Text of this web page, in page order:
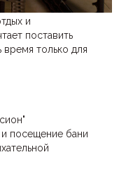
и
поставить
время только для
посещение бани